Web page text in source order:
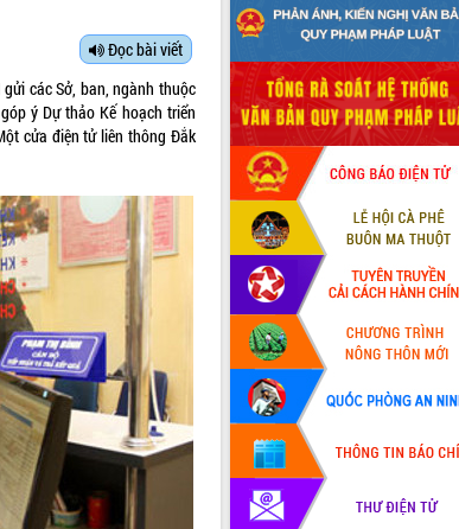
Đọc bài viết
các Sở, ban, ngành thuộc
ý Dự thảo Kế hoạch triển
cửa điện tử liên thông Đắk